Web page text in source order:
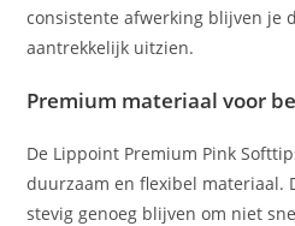
consistente afwerking blijven je
aantrekkelijk uitzien.
Premium materiaal voor
De Lippoint Premium Pink
duurzaam en flexibel materiaal.
stevig genoeg blijven om niet